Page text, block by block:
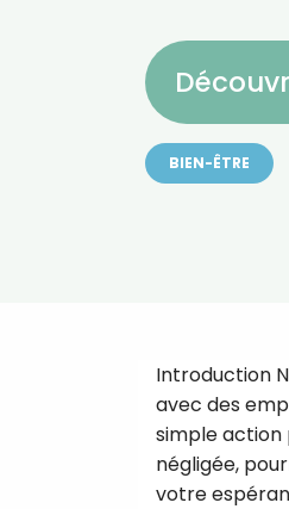
BIEN-ÊTRE
Introduction
avec des
simple action
négligée,
votre